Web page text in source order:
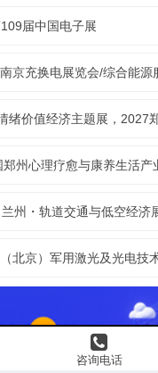
届中国电子展
京充换电展览会/综合能源
价值经济主题展，2027郑州
郑州心理疗愈与康养生活产
州・轨道交通与低空经济
北京）军用激光及光电技
咨询电话